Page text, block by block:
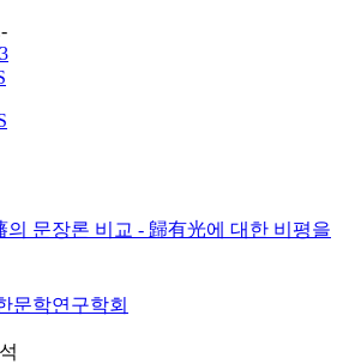
3
의 문장론 비교 - 歸有光에 대한 비평을
문학연구학회